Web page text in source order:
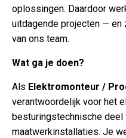
oplossingen. Daardoor
uitdagende projecten —
van ons team.
Wat ga je doen?
Als Elektromonteur /
verantwoordelijk voor het
besturingstechnische deel
maatwerkinstallaties. Je